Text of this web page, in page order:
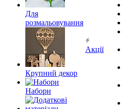
Для
розмальовування
Крупний декор
Набори
Акції